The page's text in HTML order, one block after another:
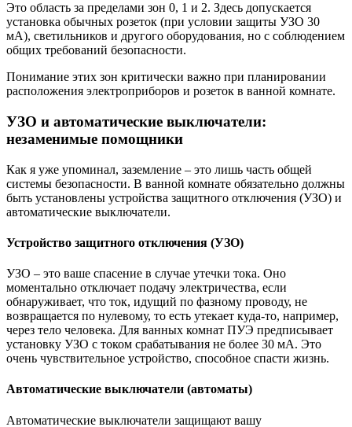
Это область за пределами зон 0, 1 и 2. Здесь допускается
установка обычных розеток (при условии защиты УЗО 30
мА), светильников и другого оборудования, но с соблюдением
общих требований безопасности.
Понимание этих зон критически важно при планировании
расположения электроприборов и розеток в ванной комнате.
УЗО и автоматические выключатели:
незаменимые помощники
Как я уже упоминал, заземление – это лишь часть общей
системы безопасности. В ванной комнате обязательно должны
быть установлены устройства защитного отключения (УЗО) и
автоматические выключатели.
Устройство защитного отключения (УЗО)
УЗО – это ваше спасение в случае утечки тока. Оно
моментально отключает подачу электричества, если
обнаруживает, что ток, идущий по фазному проводу, не
возвращается по нулевому, то есть утекает куда-то, например,
через тело человека. Для ванных комнат ПУЭ предписывает
установку УЗО с током срабатывания не более 30 мА. Это
очень чувствительное устройство, способное спасти жизнь.
Автоматические выключатели (автоматы)
Автоматические выключатели защищают вашу